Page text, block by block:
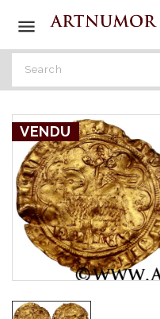

VENDU